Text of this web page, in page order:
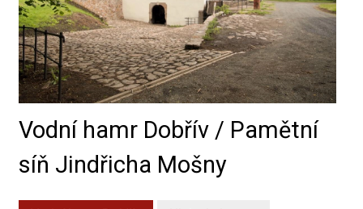
Vodní hamr Dobřív / Pamětní
síň Jindřicha Mošny